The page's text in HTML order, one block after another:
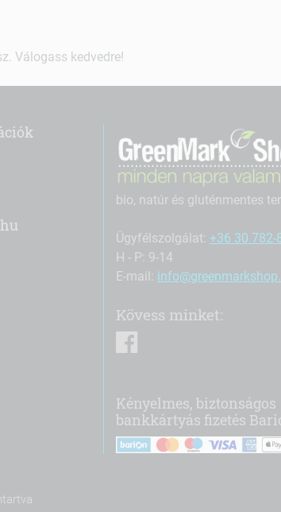
Válogass kedvedre!
bio, natúr és gluténmentes
Ügyfélszolgálat: +36 30 782-
H - P: 9-14
E-mail:
Kövess minket:
Kényelmes, biztonságos
bankkártyás fizetés